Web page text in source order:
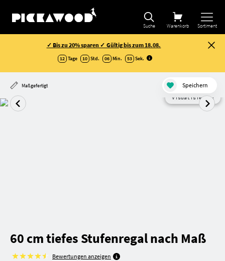
Suche Warenkorb Sortiment
✓ Bis zu 20% sparen ✓ Gültig bis zum 18.08.
12 Tage 10 Std. 06 Min. 52 Sek.
Maßgefertigt Speichern
Visualisierung
60 cm tiefes Stufenregal nach Maß
Bewertungen anzeigen